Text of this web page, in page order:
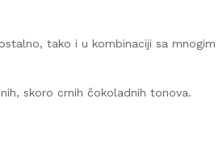
tako i u kombinaciji sa mnogim
skoro crnih čokoladnih tonova.